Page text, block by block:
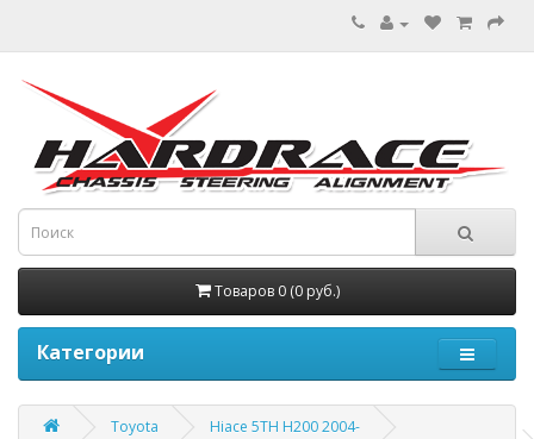
Товаров 0 (0 руб.)
Категории
Toyota
Hiace 5TH H200 2004-